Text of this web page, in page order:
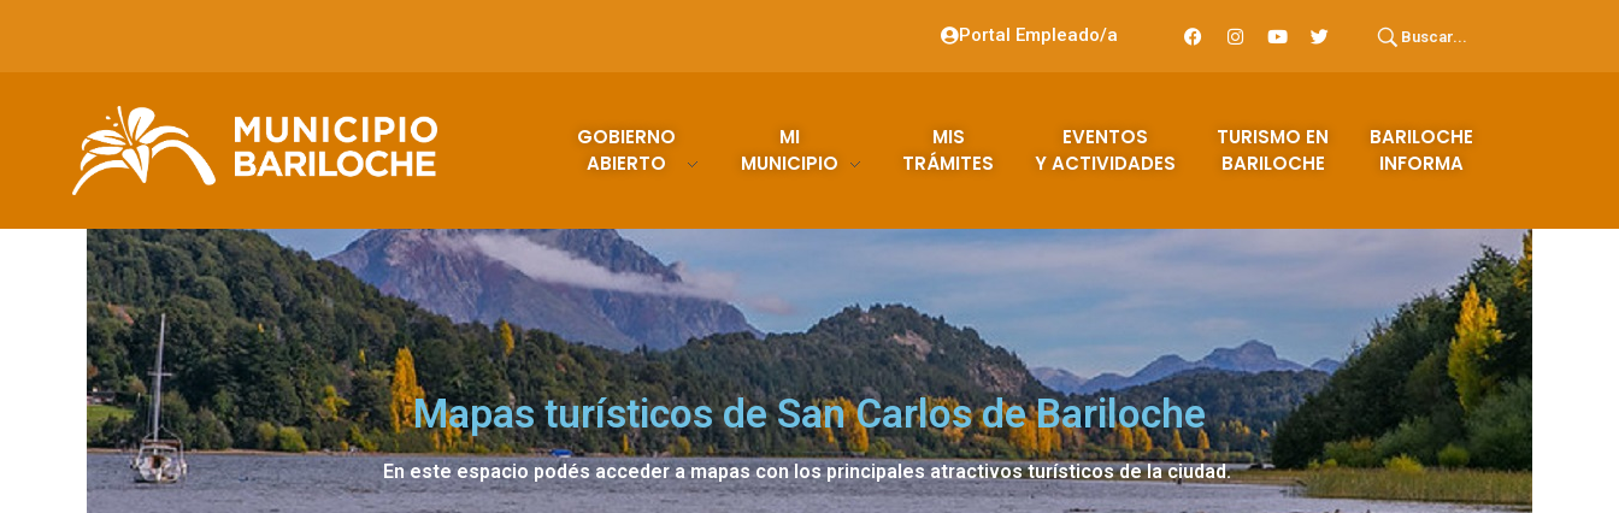
Portal Empleado/a Buscar...
GOBIERNO
ABIERTO
MI
MUNICIPIO
MIS
TRÁMITES
EVENTOS
Y ACTIVIDADES
TURISMO EN
BARILOCHE
BARILOCHE
INFORMA
Mapas turísticos de San Carlos de Bariloche
En este espacio podés acceder a mapas con los principales atractivos turísticos de la ciudad.